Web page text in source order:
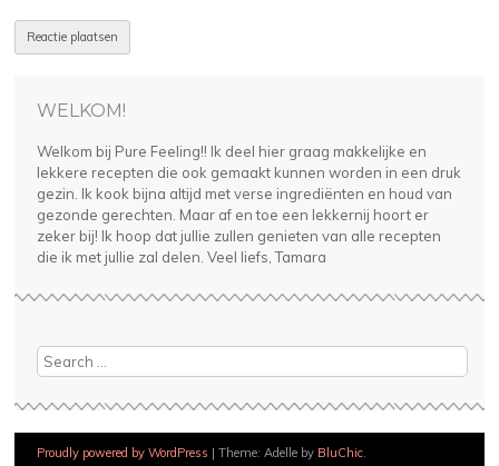
WELKOM!
Welkom bij Pure Feeling!! Ik deel hier graag makkelijke en
lekkere recepten die ook gemaakt kunnen worden in een druk
gezin. Ik kook bijna altijd met verse ingrediënten en houd van
gezonde gerechten. Maar af en toe een lekkernij hoort er
zeker bij! Ik hoop dat jullie zullen genieten van alle recepten
die ik met jullie zal delen. Veel liefs, Tamara
Search
Proudly powered by WordPress | Theme: Adelle by BluChic.